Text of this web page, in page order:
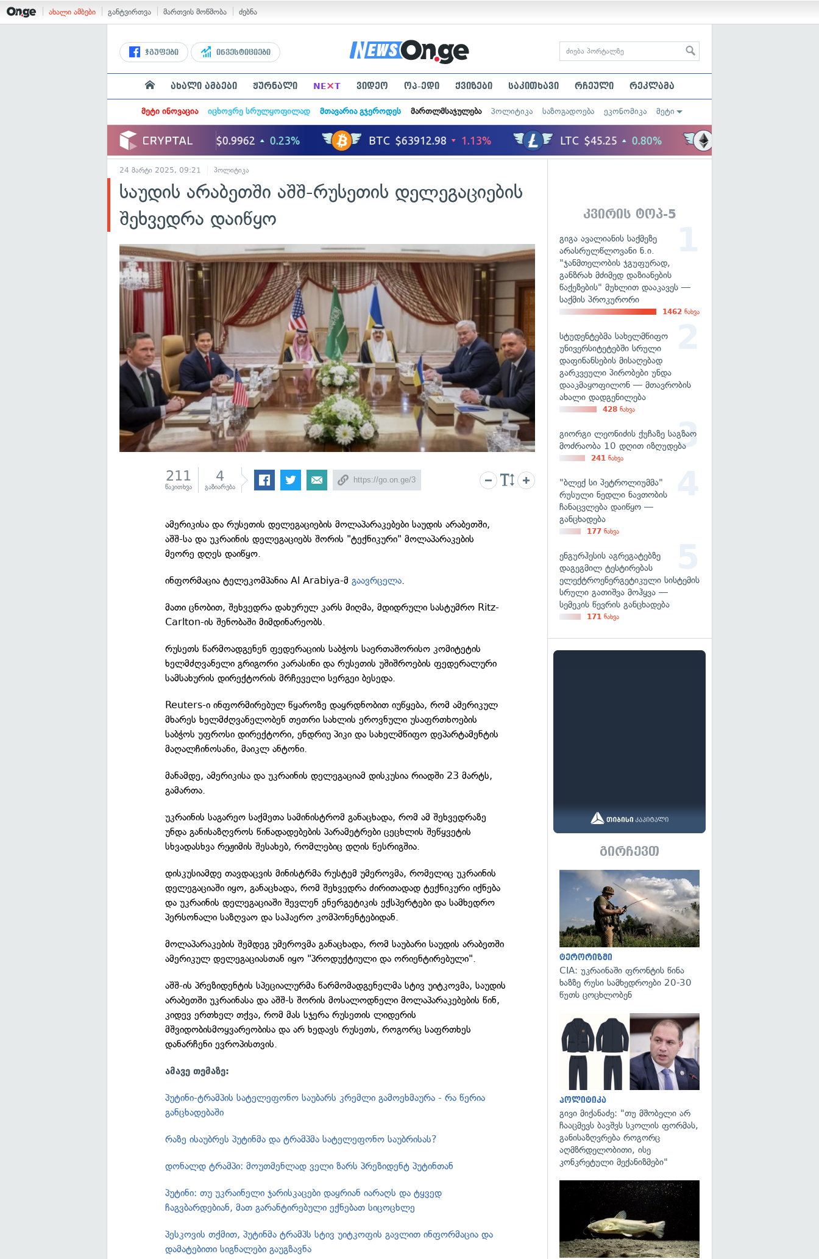
ახალი ამბები განტვირთვა მართვის მოწმობა ძებნა
ჯგუფები ინვესტიციები
ახალი ამბები ჟურნალი NE×T ვიდეო ოპ-ედი ქვიზები საკითხავი რჩეული რეკლამა
მეტი ინოვაცია იცხოვრე სრულყოფილად მთავარია გჯეროდეს მართლმსაჯულება პოლიტიკა საზოგადოება ეკონომიკა მეტი
24 მარტი 2025, 09:21 პოლიტიკა
საუდის არაბეთში აშშ-რუსეთის დელეგაციების
შეხვედრა დაიწყო
211
წაკითხვა
4
გაზიარება
ამერიკისა და რუსეთის დელეგაციების მოლაპარაკებები საუდის არაბეთში,
აშშ-სა და უკრაინის დელეგაციებს შორის "ტექნიკური" მოლაპარაკების
მეორე დღეს დაიწყო.
ინფორმაცია ტელეკომპანია Al Arabiya-მგაავრცელა.
მათი ცნობით, შეხვედრა დახურულ კარს მიღმა, მდიდრული სასტუმრო Ritz-
Carlton-ის შენობაში მიმდინარეობს.
რუსეთს წარმოადგენენ ფედერაციის საბჭოს საერთაშორისო კომიტეტის
ხელმძღვანელი გრიგორი კარასინი და რუსეთის უშიშროების ფედერალური
სამსახურის დირექტორის მრჩეველი სერგეი ბესედა.
Reuters-ი ინფორმირებულ წყაროზე დაყრდნობით იუწყება, რომ ამერიკულ
მხარეს ხელმძღვანელობენ თეთრი სახლის ეროვნული უსაფრთხოების
საბჭოს უფროსი დირექტორი, ენდრიუ პიკი და სახელმწიფო დეპარტამენტის
მაღალჩინოსანი, მაიკლ ანტონი.
მანამდე, ამერიკისა და უკრაინის დელეგაციამ დისკუსია რიადში 23 მარტს,
გამართა.
უკრაინის საგარეო საქმეთა სამინისტრომ განაცხადა, რომ ამ შეხვედრაზე
უნდა განისაზღვროს წინადადებების პარამეტრები ცეცხლის შეწყვეტის
სხვადასხვა რეჟიმის შესახებ, რომლებიც დღის წესრიგშია.
დისკუსიამდე თავდაცვის მინისტრმა რუსტემ უმეროვმა, რომელიც უკრაინის
დელეგაციაში იყო, განაცხადა, რომ შეხვედრა ძირითადად ტექნიკური იქნება
და უკრაინის დელეგაციაში შევლენ ენერგეტიკის ექსპერტები და სამხედრო
პერსონალი საზღვაო და საჰაერო კომპონენტებიდან.
მოლაპარაკების შემდეგ უმეროვმა განაცხადა, რომ საუბარი საუდის არაბეთში
ამერიკულ დელეგაციასთან იყო "პროდუქტიული და ორიენტირებული".
აშშ-ის პრეზიდენტის სპეციალურმა წარმომადგენელმა სტივ უიტკოვმა, საუდის
არაბეთში უკრაინასა და აშშ-ს შორის მოსალოდნელი მოლაპარაკებების წინ,
კიდევ ერთხელ თქვა, რომ მას სჯერა რუსეთის ლიდერის
მშვიდობისმოყვარეობისა და არ ხედავს რუსეთს, როგორც საფრთხეს
დანარჩენი ევროპისთვის.
ამავე თემაზე:
პუტინი-ტრამპის სატელეფონო საუბარს კრემლი გამოეხმაურა - რა წერია
განცხადებაში
რაზე ისაუბრეს პუტინმა და ტრამპმა სატელეფონო საუბრისას?
დონალდ ტრამპი: მოუთმენლად ველი ზარს პრეზიდენტ პუტინთან
პუტინი: თუ უკრაინელი ჯარისკაცები დაყრიან იარაღს და ტყვედ
ჩაგვბარდებიან, მათ გარანტირებული ექნებათ სიცოცხლე
პესკოვის თქმით, პუტინმა ტრამპს სტივ უიტკოფის გავლით ინფორმაცია და
დამატებითი სიგნალები გაუგზავნა
კვირის ტოპ-5
გიგა ავალიანის საქმეზე
არასრულწლოვანი ნ.ი.
"ჯანმთელობის ჯგუფურად,
განზრახ მძიმედ დაზიანების
წაქეზების" მუხლით დააკავეს —
საქმის პროკურორი
1462 ნახვა
სტუდენტებმა სახელმწიფო
უნივერსიტეტებში სრული
დაფინანსების მისაღებად
გარკვეული პირობები უნდა
დააკმაყოფილონ — მთავრობის
ახალი დადგენილება
428 ნახვა
გიორგი ლეონიძის ქუჩაზე საგზაო
მოძრაობა 10 დღით იზღუდება
241 ნახვა
"ბლექ სი პეტროლიუმმა"
რუსული ნედლი ნავთობის
ჩანაცვლება დაიწყო —
განცხადება
177 ნახვა
ენგურჰესის აგრეგატებზე
დაგეგმილ ტესტირებას
ელექტროენერგეტიკული სისტემის
სრული გათიშვა მოჰყვა —
სემეკის წევრის განცხადება
171 ნახვა
გირჩევთ
ტერორიზმი
CIA: უკრაინაში ფრონტის წინა
ხაზზე რუსი სამხედროები 20-30
წუთს ცოცხლობენ
პოლიტიკა
გივი მიქანაძე: "თუ მშობელი არ
ჩააცმევს ბავშვს სკოლის ფორმას,
განისაზღვრება როგორც
აღმზრდელობითი, ისე
კონკრეტული მექანიზმები"